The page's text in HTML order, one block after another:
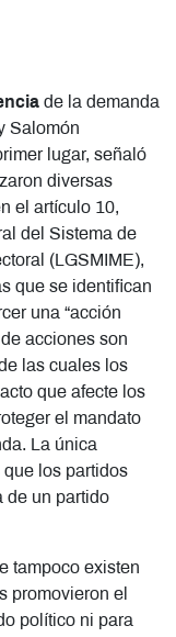
de la demanda
Salomón
lugar, señaló
diversas
el artículo 10,
del Sistema de
(LGSMIME),
que se identifican
una “acción
acciones son
las cuales los
que afecte los
el mandato
La única
los partidos
de un partido
tampoco existen
promovieron el
político ni para